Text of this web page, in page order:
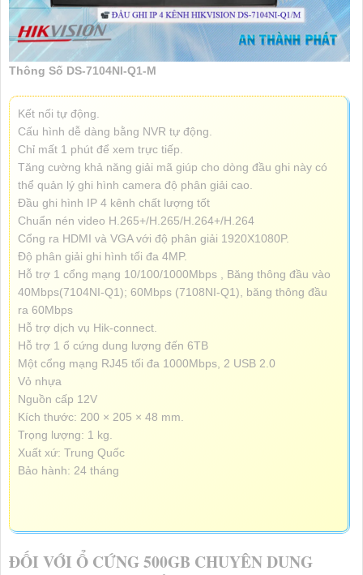
Thông Số DS-7104NI-Q1-M
Kết nối tự động.
Cấu hình dễ dàng bằng NVR tự động.
Chỉ mất 1 phút để xem trực tiếp.
Tăng cường khả năng giải mã giúp cho dòng đầu ghi này có
thể quản lý ghi hình camera độ phân giải cao.
Đầu ghi hình IP 4 kênh chất lượng tốt
Chuẩn nén video H.265+/H.265/H.264+/H.264
Cổng ra HDMI và VGA với độ phân giải 1920X1080P.
Độ phân giải ghi hình tối đa 4MP.
Hỗ trợ 1 cổng mạng 10/100/1000Mbps , Băng thông đầu vào
40Mbps(7104NI-Q1); 60Mbps (7108NI-Q1), băng thông đầu
ra 60Mbps
Hỗ trợ dịch vụ Hik-connect.
Hỗ trợ 1 ổ cứng dung lượng đến 6TB
Một cổng mạng RJ45 tối đa 1000Mbps, 2 USB 2.0
Vỏ nhựa
Nguồn cấp 12V
Kích thước: 200 × 205 × 48 mm.
Trọng lượng: 1 kg.
Xuất xứ: Trung Quốc
Bảo hành: 24 tháng
ĐỐI VỚI Ổ CỨNG 500GB CHUYÊN DUNG